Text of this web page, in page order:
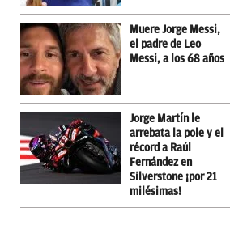
Muere Jorge Messi,
el padre de Leo
Messi, a los 68 años
Jorge Martín le
arrebata la pole y el
récord a Raúl
Fernández en
Silverstone ¡por 21
milésimas!